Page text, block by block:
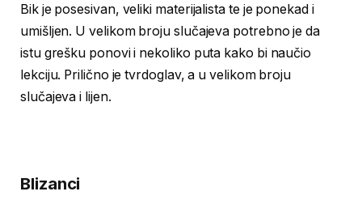
Bik je posesivan, veliki materijalista te je ponekad i
umišljen. U velikom broju slučajeva potrebno je da
istu grešku ponovi i nekoliko puta kako bi naučio
lekciju. Prilično je tvrdoglav, a u velikom broju
slučajeva i lijen.
Blizanci